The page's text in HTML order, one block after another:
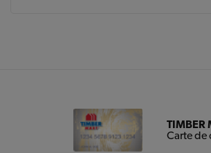
TIMBER
Carte de